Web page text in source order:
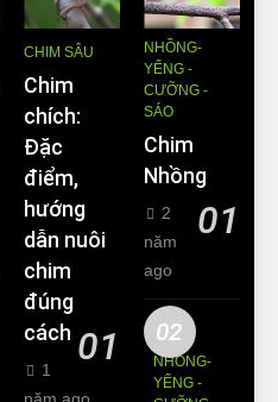
CHIM SÂU
Chim
chích:
Đặc
điểm,
hướng
dẫn nuôi
chim
đúng
cách 01
1
NHỒNG-
YỂNG -
CƯỠNG -
SÁO
Chim
Nhồng
01
2
năm
ago
02
NHỒNG-
YỂNG -